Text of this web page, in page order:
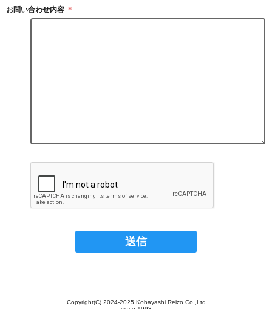
お問い合わせ内容 ＊
Copyright(C) 2024-2025 Kobayashi Reizo Co.,Ltd